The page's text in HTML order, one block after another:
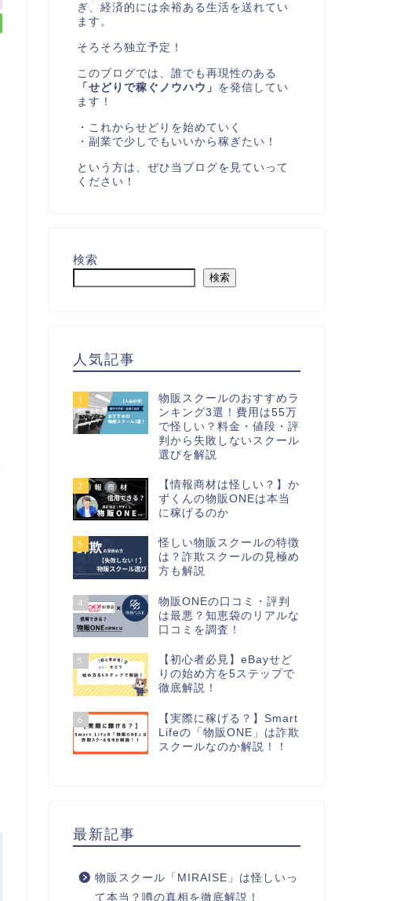
ぎ、経済的には余裕ある生活を送れてい
ます。
そろそろ独立予定！
このブログでは、誰でも再現性のある
「せどりで稼ぐノウハウ」 を発信してい
ます！
・これからせどりを始めていく
・副業で少しでもいいから稼ぎたい！
という方は、ぜひ当ブログを見ていって
ください！
検索
検索
人気記事
1
物販スクールのおすすめラ
ンキング3選！費用は55万
で怪しい？料金・値段・評
判から失敗しないスクール
選びを解説
2
【情報商材は怪しい？】か
ずくんの物販ONEは本当
に稼げるのか
3
怪しい物販スクールの特徴
は？詐欺スクールの見極め
方も解説
4
物販ONEの口コミ・評判
は最悪？知恵袋のリアルな
口コミを調査！
5
【初心者必見】eBayせど
りの始め方を5ステップで
徹底解説！
6
【実際に稼げる？】Smart
Lifeの「物販ONE」は詐欺
スクールなのか解説！！
最新記事
物販スクール「MIRAISE」は怪しいっ
て本当？噂の真相を徹底解説！